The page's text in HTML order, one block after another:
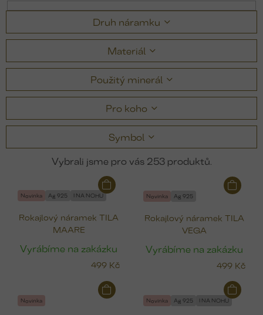
Druh náramku
Materiál
Použitý minerál
Pro koho
Symbol
253
Novinka Ag 925 I NA NOHU
Rokajlový náramek TILA
MAARE
Vyrábíme na zakázku
499 Kč
Novinka Ag 925
Rokajlový náramek TILA
VEGA
Vyrábíme na zakázku
499 Kč
Novinka Novinka Ag 925 I NA NOHU